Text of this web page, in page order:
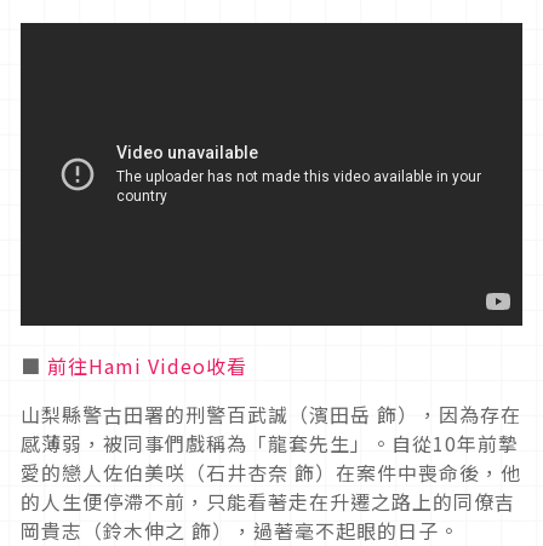
■ 前往Hami Video收看
山梨縣警古田署的刑警百武誠（濱田岳 飾），因為存在
感薄弱，被同事們戲稱為「龍套先生」。自從10年前摯
愛的戀人佐伯美咲（石井杏奈 飾）在案件中喪命後，他
的人生便停滯不前，只能看著走在升遷之路上的同僚吉
岡貴志（鈴木伸之 飾），過著毫不起眼的日子。